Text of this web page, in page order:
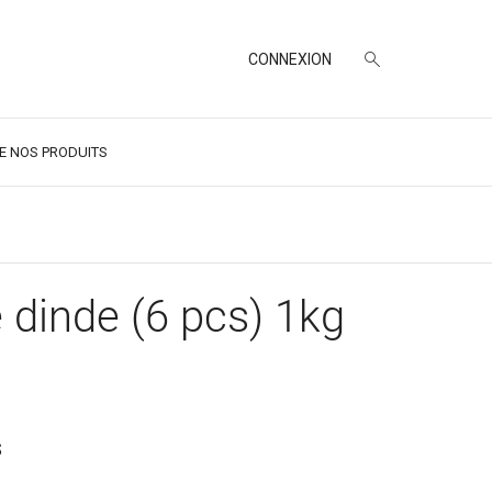
CONNEXION
NOS PRODUITS
dinde (6 pcs) 1kg